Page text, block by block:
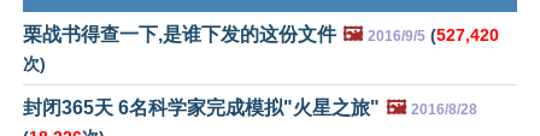
栗战书得查一下,是谁下发的这份文件 🖼️ 2016/9/5 (527,420
次)
封闭365天 6名科学家完成模拟"火星之旅" 🖼️ 2016/8/28